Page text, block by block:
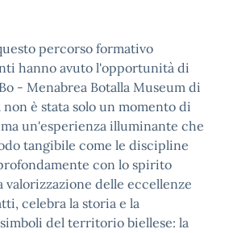
percorso formativo
hanno avuto l'opportunità di
- Menabrea Botalla Museum di
non è stata solo un momento di
un'esperienza illuminante che
tangibile come le discipline
con lo spirito
delle eccellenze
celebra la storia e la
del territorio biellese: la